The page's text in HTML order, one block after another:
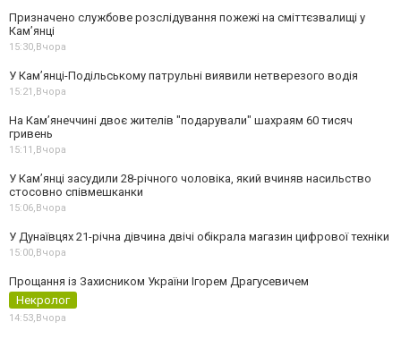
Призначено службове розслідування пожежі на сміттєзвалищі у
Кам’янці
15:30, Вчора
У Кам’янці-Подільському патрульні виявили нетверезого водія
15:21, Вчора
На Камʼянеччині двоє жителів "подарували" шахраям 60 тисяч
гривень
15:11, Вчора
У Камʼянці засудили 28-річного чоловіка, який вчиняв насильство
стосовно співмешканки
15:06, Вчора
У Дунаївцях 21-річна дівчина двічі обікрала магазин цифрової техніки
15:00, Вчора
Прощання із Захисником України Ігорем Драгусевичем
Некролог
14:53, Вчора